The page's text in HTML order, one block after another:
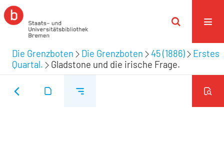
Die Grenzboten Die Grenzboten 45 (1886)
Erstes
Quartal.
Gladstone und die irische Frage.